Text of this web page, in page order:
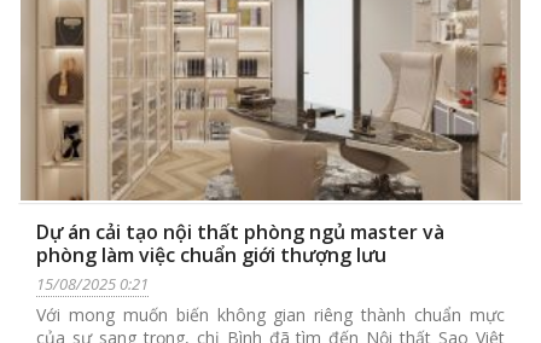
Dự án cải tạo nội thất phòng ngủ master và
phòng làm việc chuẩn giới thượng lưu
15/08/2025 0:21
Với mong muốn biến không gian riêng thành chuẩn mực
của sự sang trọng, chị Bình đã tìm đến Nội thất Sao Việt